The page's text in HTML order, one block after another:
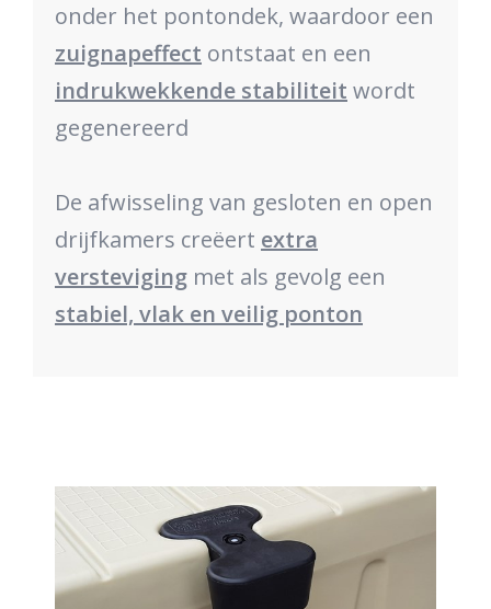
onder het pontondek, waardoor een
zuignapeffect ontstaat en een
indrukwekkende stabiliteit wordt
gegenereerd
De afwisseling van gesloten en open
drijfkamers creëert extra
versteviging met als gevolg een
stabiel, vlak en veilig ponton